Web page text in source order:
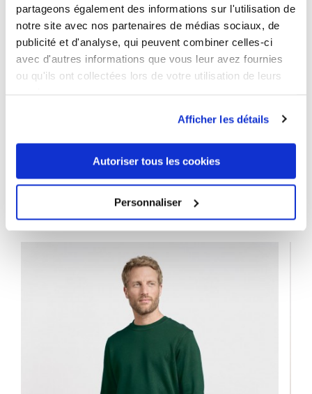
partageons également des informations sur l'utilisation de
notre site avec nos partenaires de médias sociaux, de
publicité et d'analyse, qui peuvent combiner celles-ci
avec d'autres informations que vous leur avez fournies
ou qu'ils ont collectées lors de votre utilisation de leurs
Afficher les détails
Autoriser tous les cookies
Personnaliser
Lavage :60 °C
Sèche linge :Normal
Type de produitSweatshirts
9 AUTRES PRODUITS DANS LA
MÊME CATÉGORIE